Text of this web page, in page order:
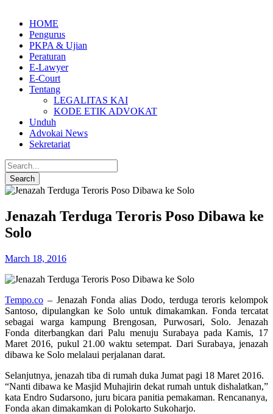
HOME
Pengurus
PKPA & Ujian
Peraturan
E-Lawyer
E-Court
Tentang
LEGALITAS KAI
KODE ETIK ADVOKAT
Unduh
Advokai News
Sekretariat
Jenazah Terduga Teroris Poso Dibawa ke
Solo
March 18, 2016
Tempo.co – Jenazah Fonda alias Dodo, terduga teroris kelompok
Santoso, dipulangkan ke Solo untuk dimakamkan. Fonda tercatat
sebagai warga kampung Brengosan, Purwosari, Solo. Jenazah
Fonda diterbangkan dari Palu menuju Surabaya pada Kamis, 17
Maret 2016, pukul 21.00 waktu setempat. Dari Surabaya, jenazah
dibawa ke Solo melalaui perjalanan darat.
Selanjutnya, jenazah tiba di rumah duka Jumat pagi 18 Maret 2016.
“Nanti dibawa ke Masjid Muhajirin dekat rumah untuk dishalatkan,”
kata Endro Sudarsono, juru bicara panitia pemakaman. Rencananya,
Fonda akan dimakamkan di Polokarto Sukoharjo.